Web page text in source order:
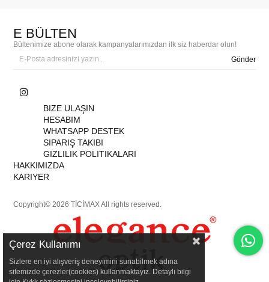
E BÜLTEN
Bültenimize abone olarak kampanyalarımızdan ilk siz haberdar olun!
Gönder
BIZE ULAŞIN
HESABIM
WHATSAPP DESTEK
SIPARIŞ TAKIBI
GIZLILIK POLITIKALARI
HAKKIMIZDA
KARIYER
Copyright© 2026 TİCİMAX All rights reserved.
Çerez Kullanımı
Sizlere en iyi alışveriş deneyimini sunabilmek adına
sitemizde çerezler(cookies) kullanmaktayız. Detaylı bilgi